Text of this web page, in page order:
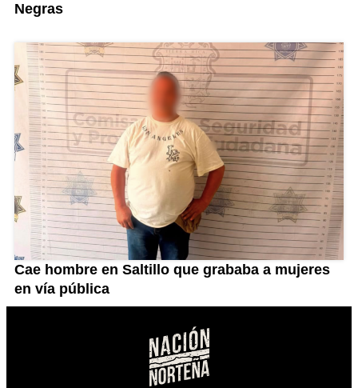
Negras
Cae hombre en Saltillo que grababa a mujeres
en vía pública